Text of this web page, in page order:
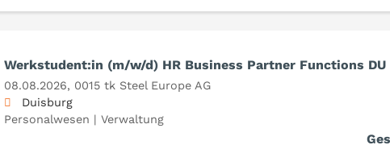
Werkstudent:in (m/w/d) HR Business Partner Functions DU
08.08.2026, 0015 tk Steel Europe AG
Duisburg
Personalwesen | Verwaltung